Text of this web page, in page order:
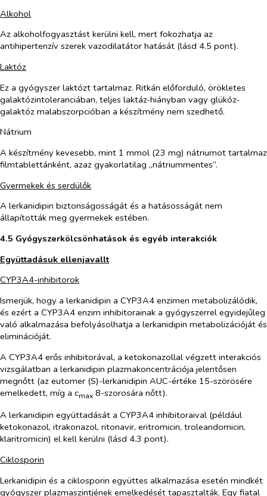
Alkohol
Az alkoholfogyasztást kerülni kell, mert fokozhatja az
antihipertenzív szerek vazodilatátor hatását (lásd 4.5 pont).
Laktóz
Ez a gyógyszer laktózt tartalmaz. Ritkán előforduló, örökletes
galaktózintoleranciában, teljes laktáz-hiányban vagy glükóz-
galaktóz malabszorpcióban a készítmény nem szedhető.
Nátrium
A készítmény kevesebb, mint 1 mmol (23 mg) nátriumot tartalmaz
filmtablettánként, azaz gyakorlatilag „nátriummentes”.
Gyermekek és serdülők
A lerkanidipin biztonságosságát és a hatásosságát nem
állapították meg gyermekek estében.
4.5 Gyógyszerkölcsönhatások és egyéb interakciók
Együttadásuk ellenjavallt
CYP3A4-inhibitorok
Ismerjük, hogy a lerkanidipin a CYP3A4 enzimen metabolizálódik,
és ezért a CYP3A4 enzim inhibitorainak a gyógyszerrel egyidejűleg
való alkalmazása befolyásolhatja a lerkanidipin metabolizációját és
eliminációját.
A CYP3A4 erős inhibitorával, a ketokonazollal végzett interakciós
vizsgálatban a lerkanidipin plazmakoncentrációja jelentősen
megnőtt (az eutomer (S)-lerkanidipin AUC-értéke 15-szörösére
emelkedett, míg a cmax 8-szorosára nőtt).
A lerkanidipin együttadását a CYP3A4 inhibitoraival (például
ketokonazol, itrakonazol, ritonavir, eritromicin, troleandomicin,
klaritromicin) el kell kerülni (lásd 4.3 pont).
Ciklosporin
Lerkanidipin és a ciklosporin együttes alkalmazása esetén mindkét
gyógyszer plazmaszintjének emelkedését tapasztalták. Egy fiatal